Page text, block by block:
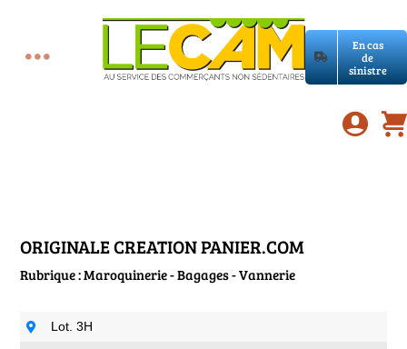
En cas
de
sinistre
Toggle
E-book
ORIGINALE CREATION PANIER.COM
Rubrique : Maroquinerie - Bagages - Vannerie
Lot. 3H